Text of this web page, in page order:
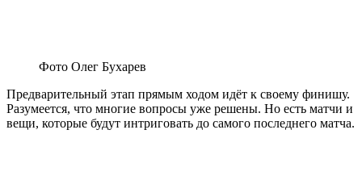
Фото Олег Бухарев
Предварительный этап прямым ходом идёт к своему финишу.
Разумеется, что многие вопросы уже решены. Но есть матчи и
вещи, которые будут интриговать до самого последнего матча.